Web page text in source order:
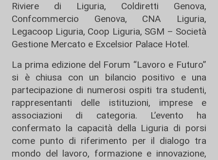
Riviere di Liguria, Coldiretti Genova,
Confcommercio Genova, CNA Liguria,
Legacoop Liguria, Coop Liguria, SGM – Società
Gestione Mercato e Excelsior Palace Hotel.
La prima edizione del Forum “Lavoro e Futuro”
si è chiusa con un bilancio positivo e una
partecipazione di numerosi ospiti tra studenti,
rappresentanti delle istituzioni, imprese e
associazioni di categoria. L’evento ha
confermato la capacità della Liguria di porsi
come punto di riferimento per il dialogo tra
mondo del lavoro, formazione e innovazione,